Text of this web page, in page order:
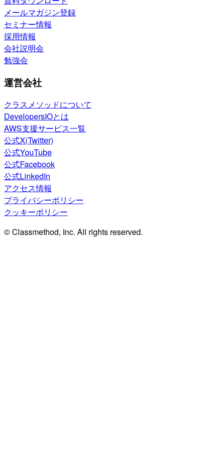
メールマガジン登録
セミナー情報
採用情報
会社説明会
勉強会
運営会社
クラスメソッドについて
DevelopersIOとは
AWS支援サービス一覧
公式X(Twitter)
公式YouTube
公式Facebook
公式LinkedIn
アクセス情報
プライバシーポリシー
クッキーポリシー
© Classmethod, Inc. All rights reserved.